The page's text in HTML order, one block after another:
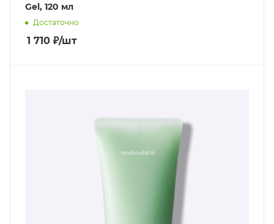
Gel, 120 мл
Достаточно
1 710 ₽/шт